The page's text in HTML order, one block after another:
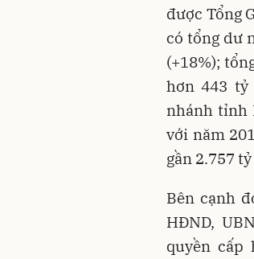
được Tổng
có tổng dư
(+18%);
hơn 443 tỷ
nhánh tỉnh
với năm
gần 2.757
Bên cạnh
HĐND,
quyền